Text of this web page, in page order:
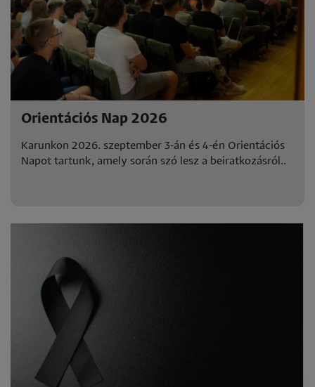
Orientációs Nap 2026
Karunkon 2026. szeptember 3-án és 4-én Orientációs
Napot tartunk, amely során szó lesz a beiratkozásról..